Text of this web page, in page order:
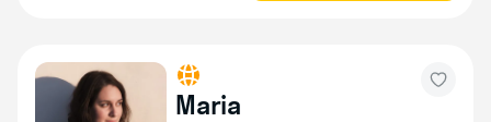
Maria